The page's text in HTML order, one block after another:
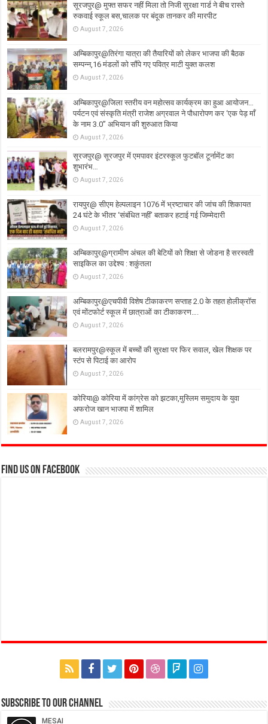
सूरजपुर@ मुफ्त सफर नहीं मिला तो निजी सुरक्षा गार्ड ने बीच रास्ते
रुकवाई स्कूल बस,चालक पर बंदूक तानकर की मारपीट
August 7, 2026
अम्बिकापुर@तिरंगा यात्रा की तैयारियों को लेकर भाजपा की बैठक
सम्पन्न,16 मंडलों को सौंपे गए पवित्र माटी युक्त कलश
August 7, 2026
अम्बिकापुर@जिला स्तरीय वन महोत्सव कार्यक्रम का हुआ आयोजन…
पर्यटन एवं संस्कृति मंत्री राजेश अग्रवाल ने पौधारोपण कर ‘एक पेड़ माँ
के नाम 3.0’’ अभियान की शुरुआत किया
August 7, 2026
सूरजपुर@ सूरजपुर में एमपावर इंटरस्कूल फुटबॉल टूर्नामेंट का
शुभारंभ…
August 7, 2026
रायपुर@ सीएम हेल्पलाइन 1076 में भ्रष्टाचार की जांच की शिकायत
24 घंटे के भीतर ‘संबंधित नहीं’ बताकर हटाई गई जिम्मेदारी
August 7, 2026
अम्बिकापुर@ग्रामीण अंचल की बेटियों को शिक्षा से जोडना है सरस्वती
साइकिल का उद्देश्य : शकुंतला
August 7, 2026
अम्बिकापुर@एचपीवी विशेष टीकाकरण सप्ताह 2.0 के तहत होलीक्रॉस
एवं मोंटफोर्ट स्कूल में छात्राओं का टीकाकरण….
August 7, 2026
बलरामपुर@स्कूल में बच्चों की सुरक्षा पर फिर सवाल, खेल शिक्षक पर
स्टंप से पिटाई का आरोप
August 7, 2026
कोरिया@ कोरिया में कांग्रेस को झटका,मुस्लिम समुदाय के युवा
अफरोज खान भाजपा में शामिल
August 7, 2026
Find us on Facebook
Subscribe to our Channel